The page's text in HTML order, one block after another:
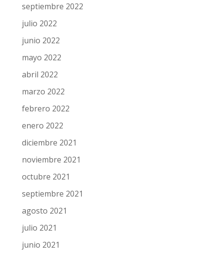
septiembre 2022
julio 2022
junio 2022
mayo 2022
abril 2022
marzo 2022
febrero 2022
enero 2022
diciembre 2021
noviembre 2021
octubre 2021
septiembre 2021
agosto 2021
julio 2021
junio 2021